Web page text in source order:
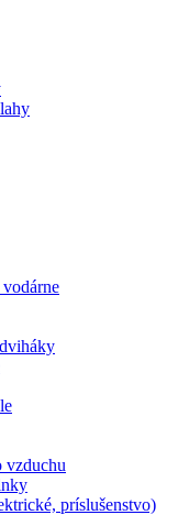
vzduchu
príslušenstvo)